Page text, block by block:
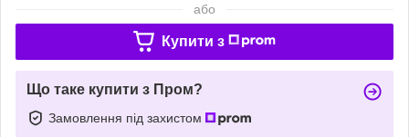
або
Купити з
Що таке купити з Пром?
Замовлення під захистом